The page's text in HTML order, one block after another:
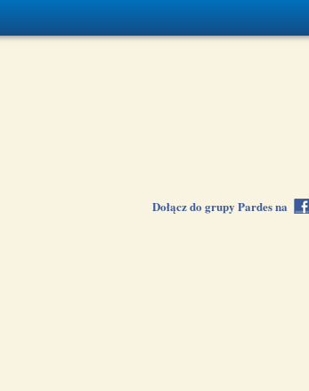
Dołącz do grupy Pardes na